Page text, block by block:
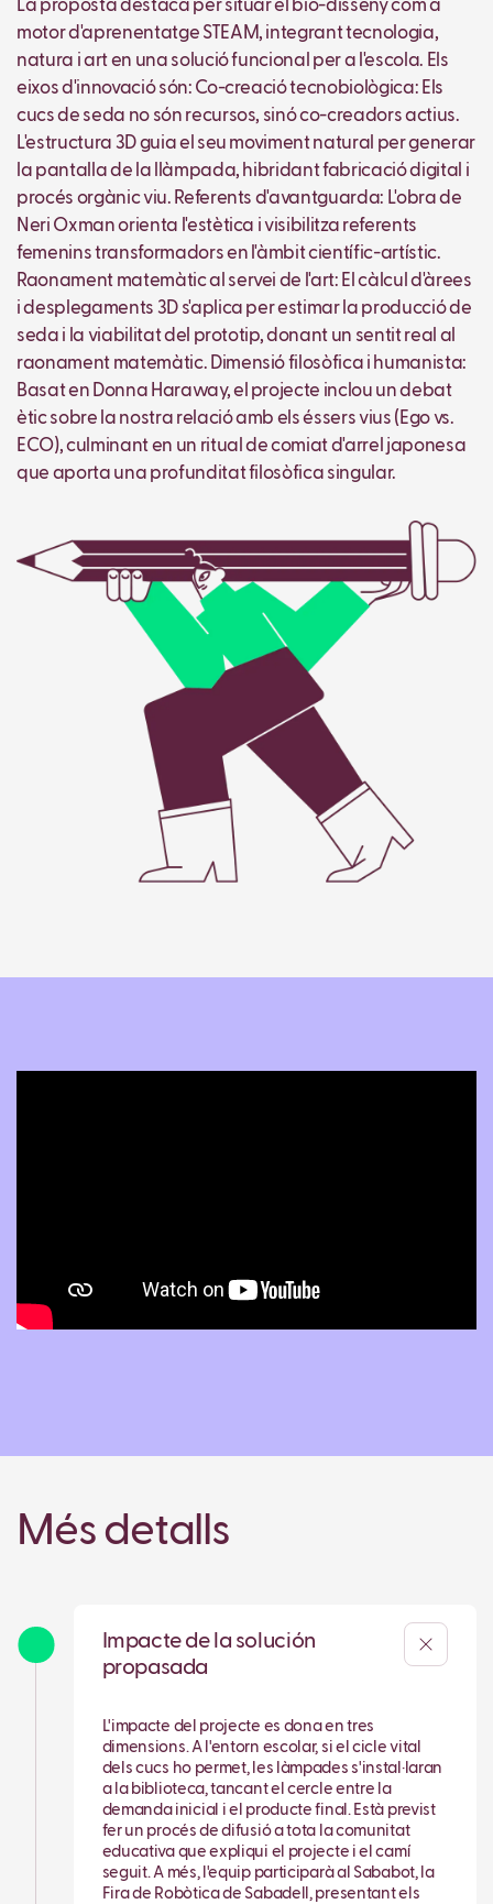
La proposta destaca per situar el bio-disseny com a
motor d'aprenentatge STEAM, integrant tecnologia,
natura i art en una solució funcional per a l'escola. Els
eixos d'innovació són: Co-creació tecnobiològica: Els
cucs de seda no són recursos, sinó co-creadors actius.
L'estructura 3D guia el seu moviment natural per generar
la pantalla de la llàmpada, hibridant fabricació digital i
procés orgànic viu. Referents d'avantguarda: L'obra de
Neri Oxman orienta l'estètica i visibilitza referents
femenins transformadors en l'àmbit científic-artístic.
Raonament matemàtic al servei de l'art: El càlcul d'àrees
i desplegaments 3D s'aplica per estimar la producció de
seda i la viabilitat del prototip, donant un sentit real al
raonament matemàtic. Dimensió filosòfica i humanista:
Basat en Donna Haraway, el projecte inclou un debat
ètic sobre la nostra relació amb els éssers vius (Ego vs.
ECO), culminant en un ritual de comiat d'arrel japonesa
que aporta una profunditat filosòfica singular.
Més detalls
Impacte de la solución
propasada
L'impacte del projecte es dona en tres
dimensions. A l'entorn escolar, si el cicle vital
dels cucs ho permet, les làmpades s'instal·laran
a la biblioteca, tancant el cercle entre la
demanda inicial i el producte final. Està previst
fer un procés de difusió a tota la comunitat
educativa que expliqui el projecte i el camí
seguit. A més, l'equip participarà al Sababot, la
Fira de Robòtica de Sabadell, presentant els